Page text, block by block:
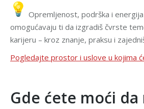
Opremljenost, podrška i
omogućavaju ti da izgradiš čvrste
karijeru – kroz znanje, praksu i
Pogledajte prostor i uslove u kojima
Gde ćete moći